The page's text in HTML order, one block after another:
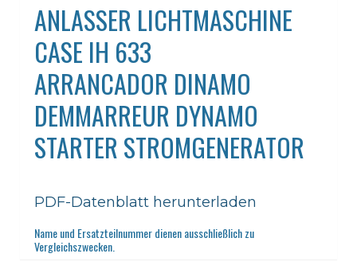
ANLASSER LICHTMASCHINE
CASE IH 633
ARRANCADOR DINAMO
DEMMARREUR DYNAMO
STARTER STROMGENERATOR
PDF-Datenblatt herunterladen
Name und Ersatzteilnummer dienen ausschließlich zu
Vergleichszwecken.